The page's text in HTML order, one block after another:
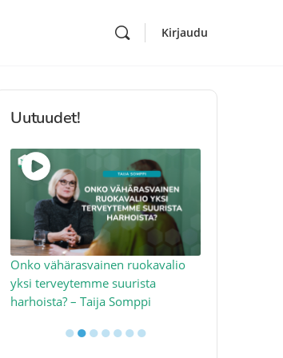
Kirjaudu
Uutuudet!
Onko vähärasvainen ruokavalio
yksi terveytemme suurista
harhoista? – Taija Somppi
●●●●●●●